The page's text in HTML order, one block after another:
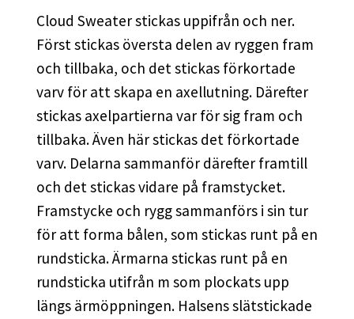
Cloud Sweater stickas uppifrån och ner.
Först stickas översta delen av ryggen fram
och tillbaka, och det stickas förkortade
varv för att skapa en axellutning. Därefter
stickas axelpartierna var för sig fram och
tillbaka. Även här stickas det förkortade
varv. Delarna sammanför därefter framtill
och det stickas vidare på framstycket.
Framstycke och rygg sammanförs i sin tur
för att forma bålen, som stickas runt på en
rundsticka. Ärmarna stickas runt på en
rundsticka utifrån m som plockats upp
längs ärmöppningen. Halsens slätstickade